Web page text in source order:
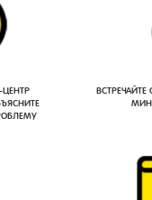
ВСТРЕЧАЙТЕ